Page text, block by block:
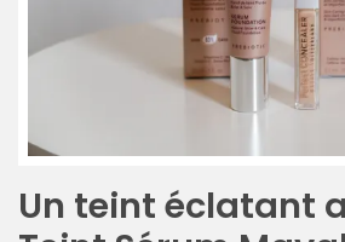
Un teint éclatant